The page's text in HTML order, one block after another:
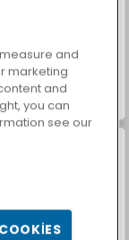
Eşle
and
marketing
and
you can
see our